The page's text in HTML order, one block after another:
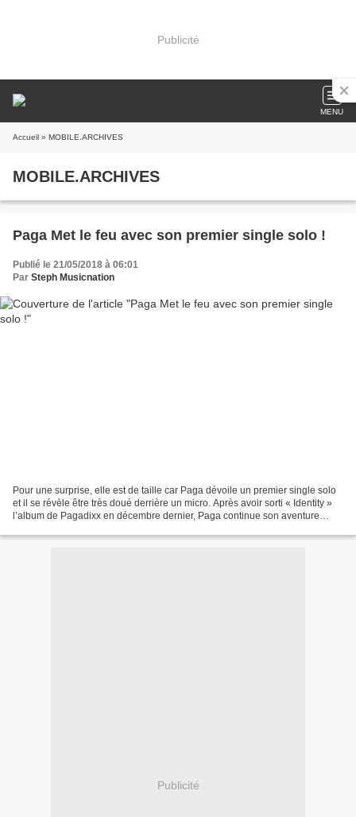
Publicité
MENU
Accueil » MOBILE.ARCHIVES
MOBILE.ARCHIVES
Paga Met le feu avec son premier single solo !
Publié le 21/05/2018 à 06:01
Par Steph Musicnation
Pour une surprise, elle est de taille car Paga dévoile un premier single solo
et il se révèle être très doué derrière un micro. Après avoir sorti « Identity »
l’album de Pagadixx en décembre dernier, Paga continue son aventure
Publicité